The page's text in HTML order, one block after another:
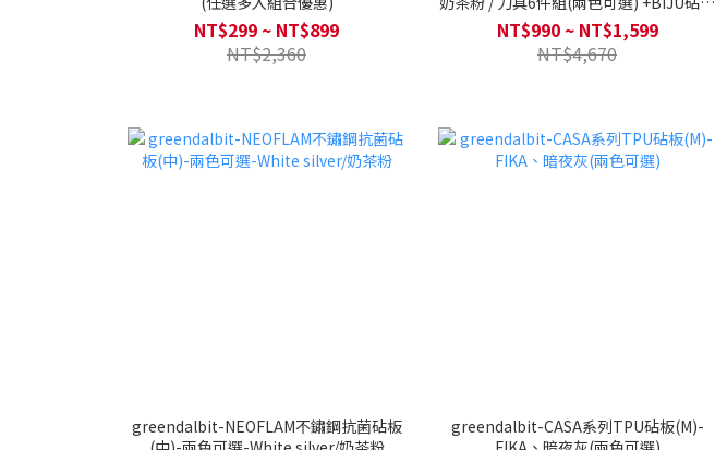
NT$299 ~ NT$899
NT$2,360
2入組合
NT$990 ~ NT$1,599
NT$4,670
greendalbit-NEOFLAM不鏽鋼抗菌砧板
greendalbit-CASA系列TPU砧板(M)-